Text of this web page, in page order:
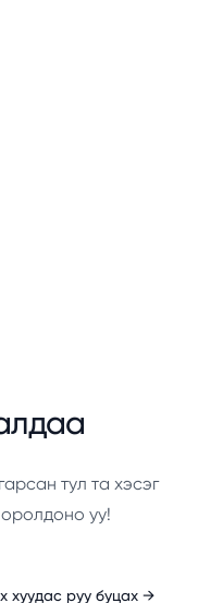
тул та хэсэг
уу!
хуудас руу буцах →